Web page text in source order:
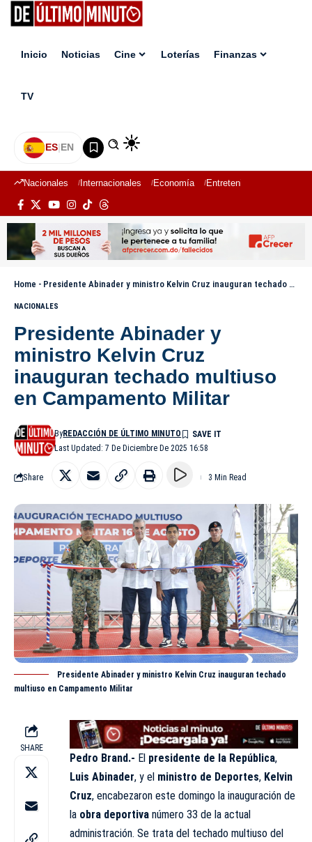
Inicio Noticias Cine Loterías Finanzas
TV
ES|EN
Nacionales Internacionales Economía Entretenimiento
Home - Presidente Abinader y ministro Kelvin Cruz inauguran techado multiuso en Campamento Militar
NACIONALES
Presidente Abinader y
ministro Kelvin Cruz
inauguran techado multiuso
en Campamento Militar
Last Updated: 7 De Diciembre De 2025 16:58
ByREDACCIÓN DE ÚLTIMO MINUTO
Share 3 Min Read
Presidente Abinader y ministro Kelvin Cruz inauguran techado
multiuso en Campamento Militar
SHARE
Pedro Brand.- El presidente de la República,
Luis Abinader, y el ministro de Deportes, Kelvin
Cruz, encabezaron este domingo la inauguración de
la obra deportiva número 33 de la actual
administración. Se trata del techado multiuso del